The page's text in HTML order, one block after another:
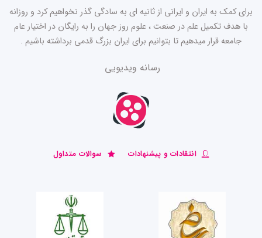
برای کمک به ایران و ایرانی از ثانیه ای به سادگی گذر نخواهیم کرد و روزانه
با هدف تکمیل علم در صنعت ، علوم روز جهان را به رایگان در اختیار عام
جامعه قرار میدهیم تا بتوانیم برای ایران بزرگ قدمی برداشته باشیم .
رسانه ویدیویی
انتقادات و پیشنهادات سوالات متداول